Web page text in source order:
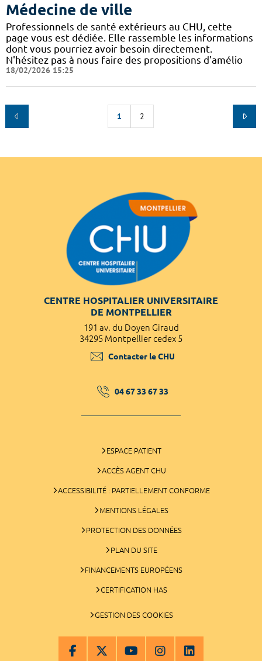
Médecine de ville
Professionnels de santé extérieurs au CHU, cette
page vous est dédiée. Elle rassemble les informations
dont vous pourriez avoir besoin directement.
N'hésitez pas à nous faire des propositions d'amélio
18/02/2026 15:25
1 2
CENTRE HOSPITALIER UNIVERSITAIRE
DE MONTPELLIER
191 av. du Doyen Giraud
34295 Montpellier cedex 5
Contacter le CHU
04 67 33 67 33
ESPACE PATIENT
ACCÈS AGENT CHU
ACCESSIBILITÉ : PARTIELLEMENT CONFORME
MENTIONS LÉGALES
PROTECTION DES DONNÉES
PLAN DU SITE
FINANCEMENTS EUROPÉENS
CERTIFICATION HAS
GESTION DES COOKIES